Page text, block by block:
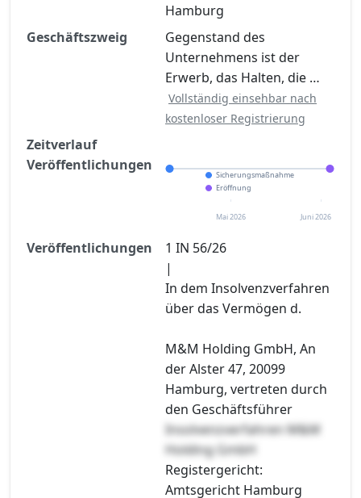
Jetzt kostenlos registrieren
Hamburg
Geschäftszweig
Gegenstand des
Unternehmens ist der
Erwerb, das Halten, die …
Vollständig einsehbar nach
kostenloser Registrierung
Zeitverlauf
Veröffentlichungen
Sicherungsmaßnahme
Eröffnung
Mai 2026 Juni 2026
Veröffentlichungen
1 IN 56/26
|
In dem Insolvenzverfahren
über das Vermögen d.
M&M Holding GmbH, An
der Alster 47, 20099
Hamburg, vertreten durch
den Geschäftsführer
Insolvenzverfahren M&M
Holding GmbH
Registergericht:
Amtsgericht Hamburg